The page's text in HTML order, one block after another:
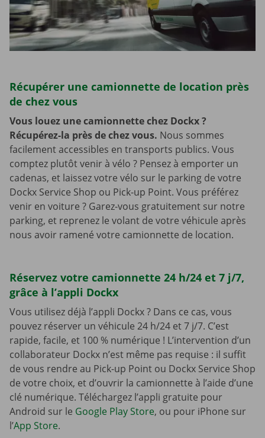
Récupérer une camionnette de location près
de chez vous
Vous louez une camionnette chez Dockx ?
Récupérez-la près de chez vous. Nous sommes
facilement accessibles en transports publics. Vous
comptez plutôt venir à vélo ? Pensez à emporter un
cadenas, et laissez votre vélo sur le parking de votre
Dockx Service Shop ou Pick-up Point. Vous préférez
venir en voiture ? Garez-vous gratuitement sur notre
parking, et reprenez le volant de votre véhicule après
nous avoir ramené votre camionnette de location.
Réservez votre camionnette 24 h/24 et 7 j/7,
grâce à l’appli Dockx
Vous utilisez déjà l’appli Dockx ? Dans ce cas, vous
pouvez réserver un véhicule 24 h/24 et 7 j/7. C’est
rapide, facile, et 100 % numérique ! L’intervention d’un
collaborateur Dockx n’est même pas requise : il suffit
de vous rendre au Pick-up Point ou Dockx Service Shop
de votre choix, et d’ouvrir la camionnette à l’aide d’une
clé numérique. Téléchargez l’appli gratuite pour
Android sur le Google Play Store, ou pour iPhone sur
l’App Store.